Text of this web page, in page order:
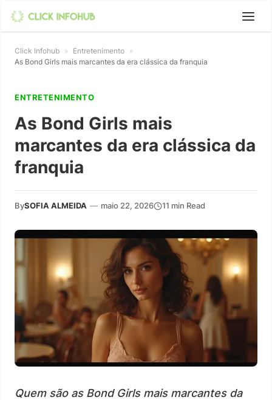
Click Infohub » Entretenimento »
As Bond Girls mais marcantes da era clássica da franquia
ENTRETENIMENTO
As Bond Girls mais
marcantes da era clássica da
franquia
BySOFIA ALMEIDA — maio 22, 2026 11 min Read
Quem são as Bond Girls mais marcantes da